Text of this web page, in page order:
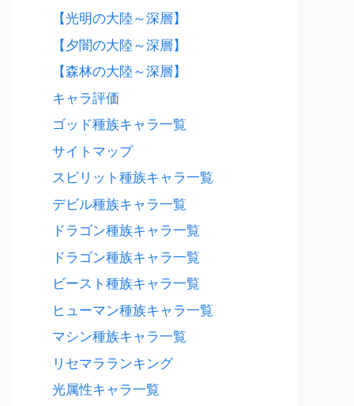
【光明の大陸～深層】
【夕闇の大陸～深層】
【森林の大陸～深層】
キャラ評価
ゴッド種族キャラ一覧
サイトマップ
スピリット種族キャラ一覧
デビル種族キャラ一覧
ドラゴン種族キャラ一覧
ドラゴン種族キャラ一覧
ビースト種族キャラ一覧
ヒューマン種族キャラ一覧
マシン種族キャラ一覧
リセマラランキング
光属性キャラ一覧